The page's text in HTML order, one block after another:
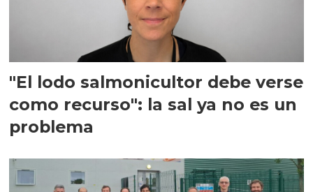
"El lodo salmonicultor debe verse
como recurso": la sal ya no es un
problema